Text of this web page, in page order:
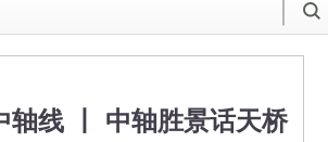
轴线 丨 中轴胜景话天桥